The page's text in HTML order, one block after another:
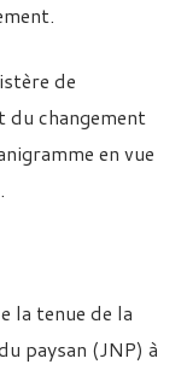
de
du changement
en vue
la tenue de la
paysan (JNP) à